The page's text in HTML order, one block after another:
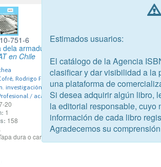
751-6
armaduría en Chile
en Chile
Rodrigo Francisco
investigación. temas relacionados con la Historia
/ académico
20
1
158
dura o cartoné
Estimados usuarios:
El catálogo de la Agencia
clasificar y dar visibilidad a la
una plataforma de
Si desea adquirir algún libro,
la editorial responsable, cuyo
información de cada libro
Agradecemos su